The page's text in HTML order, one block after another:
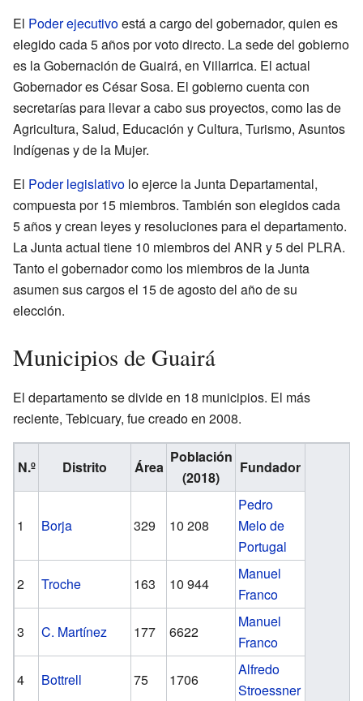
El Poder ejecutivoestá a cargo del gobernador, quien es
elegido cada 5 años por voto directo. La sede del gobierno
es la Gobernación de Guairá, en Villarrica. El actual
Gobernador es César Sosa. El gobierno cuenta con
secretarías para llevar a cabo sus proyectos, como las de
Agricultura, Salud, Educación y Cultura, Turismo, Asuntos
Indígenas y de la Mujer.
El Poder legislativo lo ejerce la Junta Departamental,
compuesta por 15 miembros. También son elegidos cada
5 años y crean leyes y resoluciones para el departamento.
La Junta actual tiene 10 miembros del ANR y 5 del PLRA.
Tanto el gobernador como los miembros de la Junta
asumen sus cargos el 15 de agosto del año de su
elección.
Municipios de Guairá
El departamento se divide en 18 municipios. El más
reciente, Tebicuary, fue creado en 2008.
N.º Distrito Área
Población
(2018)
Fundador
1 Borja 329 10 208
Pedro
Melo de
Portugal
2
Troche 163 10 944
Manuel
Franco
3
C. Martínez 177 6622
Manuel
Franco
4
Bottrell 75 1706
Alfredo
Stroessner